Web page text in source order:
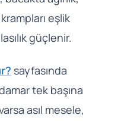
eşlik
güçlenir.
sayfasında
tek başına
asıl mesele,